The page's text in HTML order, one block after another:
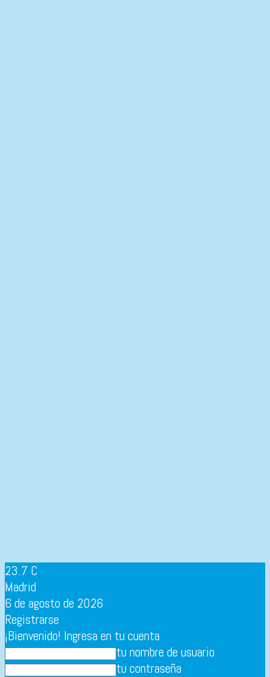
23.7 C
Madrid
6 de agosto de 2026
Registrarse
¡Bienvenido! Ingresa en tu cuenta
tu nombre de usuario
tu contraseña